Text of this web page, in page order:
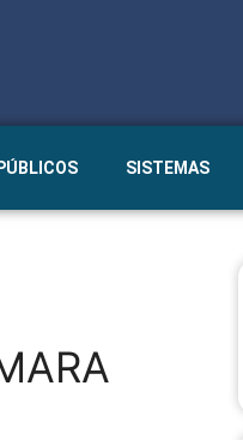
SISTEMAS